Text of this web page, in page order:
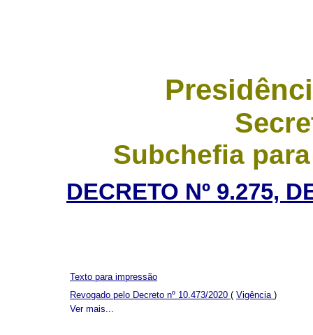
Subchefia
DECRETO Nº 9.275,
Ver mais...
Texto para impressão
Revogado pelo Decreto nº 10.473/2020 ( Vigência )